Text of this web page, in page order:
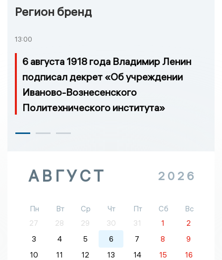
Регион бренд
13:00
6 августа 1918 года Владимир Ленин
подписал декрет «Об учреждении
Иваново-Вознесенского
Политехнического института»
АВГУСТ 2026
Пн Вт Ср Чт Пт Сб
Вс
27
28 29 30 31 1
2
3
4 5 6 7 8
9
10
11 12 13 14 15
16